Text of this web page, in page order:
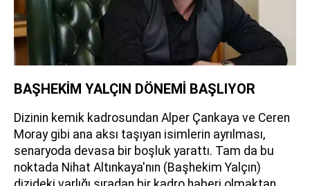
BAŞHEKİM YALÇIN DÖNEMİ BAŞLIYOR
Dizinin kemik kadrosundan Alper Çankaya ve Ceren
Moray gibi ana aksı taşıyan isimlerin ayrılması,
senaryoda devasa bir boşluk yarattı. Tam da bu
noktada Nihat Altınkaya'nın (Başhekim Yalçın)